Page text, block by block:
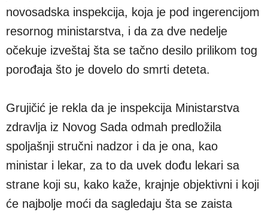
novosadska inspekcija, koja je pod ingerencijom
resornog ministarstva, i da za dve nedelje
očekuje izveštaj šta se tačno desilo prilikom tog
porođaja što je dovelo do smrti deteta.
Grujičić je rekla da je inspekcija Ministarstva
zdravlja iz Novog Sada odmah predložila
spoljašnji stručni nadzor i da je ona, kao
ministar i lekar, za to da uvek dođu lekari sa
strane koji su, kako kaže, krajnje objektivni i koji
će najbolje moći da sagledaju šta se zaista